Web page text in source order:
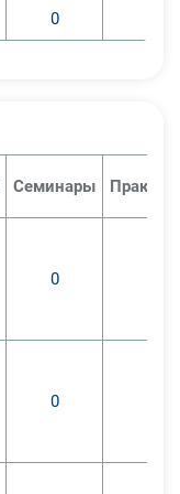
руководителя
и её
0
Семинары
0
0